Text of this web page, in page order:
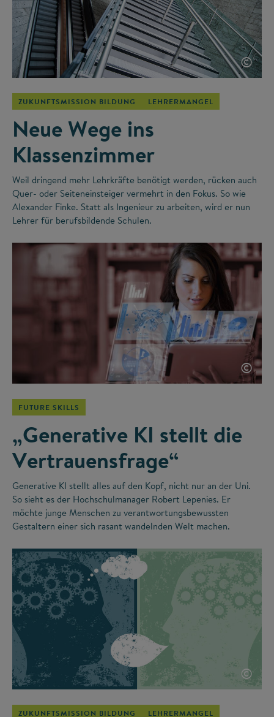
©
ZUKUNFTSMISSION BILDUNG LEHRERMANGEL
Neue Wege ins
Klassenzimmer
Weil dringend mehr Lehrkräfte benötigt werden, rücken auch
Quer- oder Seiteneinsteiger vermehrt in den Fokus. So wie
Alexander Finke. Statt als Ingenieur zu arbeiten, wird er nun
Lehrer für berufsbildende Schulen.
©
FUTURE SKILLS
„Generative KI stellt die
Vertrauensfrage“
Generative KI stellt alles auf den Kopf, nicht nur an der Uni.
So sieht es der Hochschulmanager Robert Lepenies. Er
möchte junge Menschen zu verantwortungsbewussten
Gestaltern einer sich rasant wandelnden Welt machen.
©
ZUKUNFTSMISSION BILDUNG LEHRERMANGEL